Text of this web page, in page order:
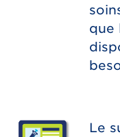
que
Le